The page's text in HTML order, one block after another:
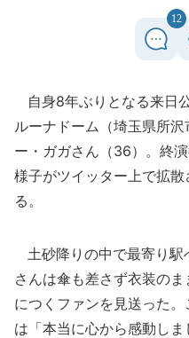
12
自身8年ぶりとなる来日
ルーナドーム（埼玉県所
ー・ガガさん（36）。終
様子がツイッター上で拡
る。
土砂降りの中で最寄り駅
さんは傘も差さず衣装の
につくファンを見送った
は「本当に心から感動しま